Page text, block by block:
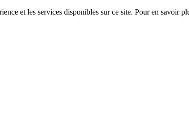
et les services disponibles sur ce site. Pour en savoir